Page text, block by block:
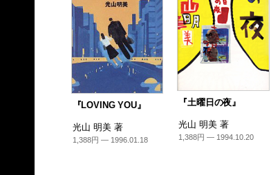
『LOVING YOU』
光山 明美 著
1,388円 — 1996.01.18
『土曜日の夜』
光山 明美 著
1,388円 — 1994.10.20